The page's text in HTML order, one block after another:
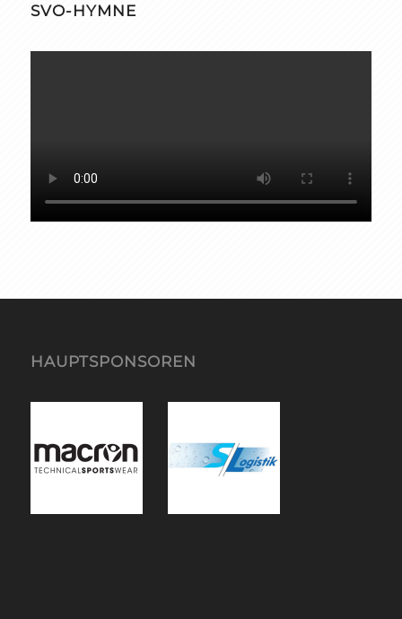
SVO-HYMNE
HAUPTSPONSOREN